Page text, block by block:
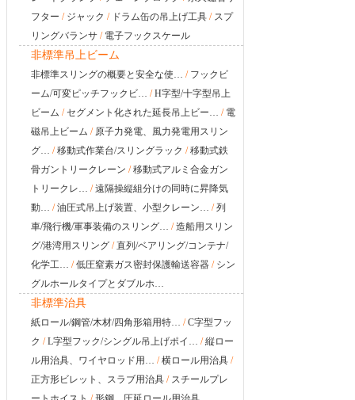
フター / ジャック / ドラム缶の吊上げ工具 / スプ
リングバランサ / 電子フックスケール
非標準吊上ビーム
非標準スリングの概要と安全な使… / フックビ
ーム/可変ピッチフックビ… /H字型/十字型吊上
ビーム /セグメント化された延長吊上ビー… / 電
磁吊上ビーム / 原子力発電、風力発電用スリン
グ… /移動式作業台/スリングラック /移動式鉄
骨ガントリークレーン /移動式アルミ合金ガン
トリークレ… /遠隔操縦組分けの同時に昇降気
動… /油圧式吊上げ装置、小型クレーン… /列
車/飛行機/軍事装備のスリング… /造船用スリン
グ/港湾用スリング /直列/ベアリング/コンテナ/
化学工… /低圧窒素ガス密封保護輸送容器 / シン
グルホールタイプとダブルホ…
非標準治具
紙ロール/鋼管/木材/四角形箱用特… /C字型フッ
ク /L字型フック/シングル吊上げポイ… /縦ロー
ル用治具、ワイヤロッド用… /横ロール用治具 /
正方形ビレット、スラブ用治具 / スチールプレ